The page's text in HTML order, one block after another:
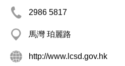
2986 5817
馬灣 珀麗路
http://www.lcsd.gov.hk